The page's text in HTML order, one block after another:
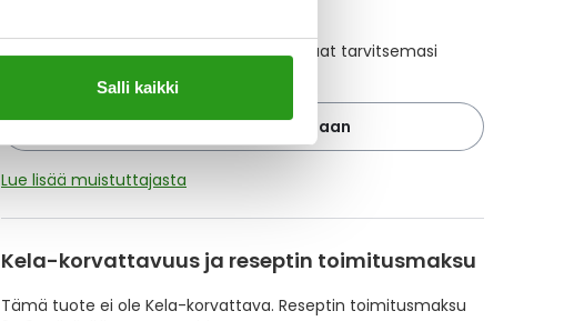
Salli kaikki
Muistuttajan avulla pidät huolen, että tilaat tarvitsemasi
Lisää tuote muistuttajaan
Lue lisää muistuttajasta
Kela-korvattavuus ja reseptin toimitusmaksu
Tämä tuote ei ole Kela-korvattava. Reseptin toimitusmaksu